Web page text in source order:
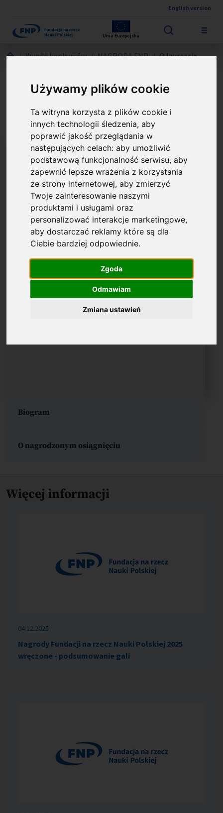
Używamy plików cookie
Ta witryna korzysta z plików cookie i
innych technologii śledzenia, aby
poprawić jakość przeglądania w
następujących celach:aby umożliwić
podstawową funkcjonalność serwisu,aby
zapewnić lepsze wrażenia z korzystania
ze strony internetowej,aby zmierzyć
Twoje zainteresowanie naszymi
produktami i usługami oraz
personalizować interakcje marketingowe,
aby dostarczać reklamy które są dla
Ciebie bardziej odpowiednie.
Zgoda
Odmawiam
Zmiana ustawień
English version
Unia Europejska
Jesteś tutaj:
Wyniki konkursów NAGRODA FNP O laureacie
prof. dr hab. Andrzej
Koliński
Biogram
O nagrodzonym osiągnięciu
Więcej informacji
04.12.2025
Nagrody Fundacji na rzecz Nauki Polskiej 2025
wręczone - podsumowanie gali